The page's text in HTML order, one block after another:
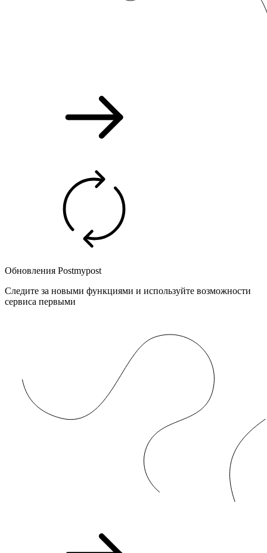
Обновления Postmypost
Следите за новыми функциями и используйте возможности
сервиса первыми